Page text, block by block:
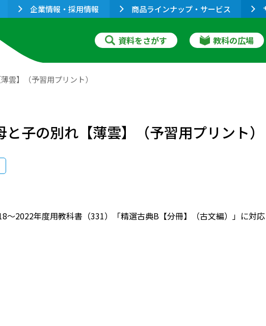
企業情報・採用情報 商品ラインナップ・サービス
資料をさがす 教科の広場
雲】（予習用プリント）
子の別れ【薄雲】（予習用プリント）
～2022年度用教科書（331）「精選古典B【分冊】（古文編）」に対